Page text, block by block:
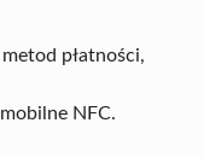
płatności,
NFC.